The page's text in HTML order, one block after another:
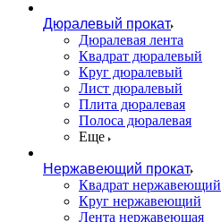
Дюралевый прокат
Дюралевая лента
Квадрат дюралевый
Круг дюралевый
Лист дюралевый
Плита дюралевая
Полоса дюралевая
Еще
Нержавеющий прокат
Квадрат нержавеющий
Круг нержавеющий
Лента нержавеющая